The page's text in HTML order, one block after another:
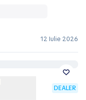
12 Iulie 2026
DEALER